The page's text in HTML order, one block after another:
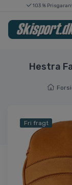
103 %
Hestra
Fri fragt